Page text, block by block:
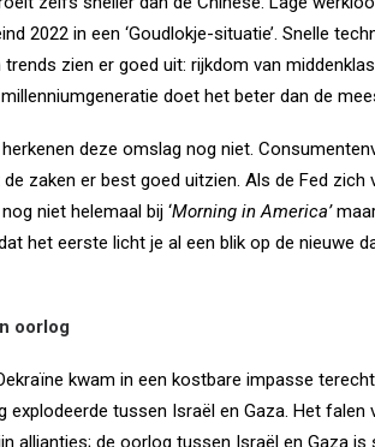
2022 in een ‘Goudlokje-situatie’. Snelle
trends zien er goed uit: rijkdom van
doet het beter dan de
deze omslag nog niet.
zaken er best goed uitzien. Als de Fed
niet helemaal bij ‘Morning in America’
het eerste licht je al een blik op de nieuwe
oorlog
kwam in een kostbare impasse
explodeerde tussen Israël en Gaza. Het
allianties; de oorlog tussen Israël en Gaza